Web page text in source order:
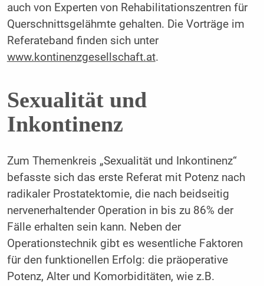
auch von Experten von Rehabilitationszentren für
Querschnittsgelähmte gehalten. Die Vorträge im
Referateband finden sich unter
www.kontinenzgesellschaft.at.
Sexualität und
Inkontinenz
Zum Themenkreis „Sexualität und Inkontinenz“
befasste sich das erste Referat mit Potenz nach
radikaler Prostatektomie, die nach beidseitig
nervenerhaltender Operation in bis zu 86% der
Fälle erhalten sein kann. Neben der
Operationstechnik gibt es wesentliche Faktoren
für den funktionellen Erfolg: die präoperative
Potenz, Alter und Komorbiditäten, wie z.B.